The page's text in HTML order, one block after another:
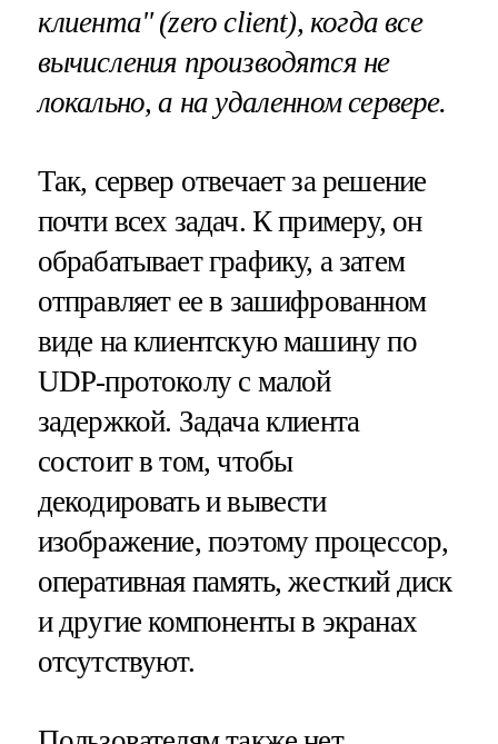
клиента" (zero client), когда все
вычисления производятся не
локально, а на удаленном сервере.
Так, сервер отвечает за решение
почти всех задач. К примеру, он
обрабатывает графику, а затем
отправляет ее в зашифрованном
виде на клиентскую машину по
UDP-протоколу с малой
задержкой. Задача клиента
состоит в том, чтобы
декодировать и вывести
изображение, поэтому процессор,
оперативная память, жесткий диск
и другие компоненты в экранах
отсутствуют.